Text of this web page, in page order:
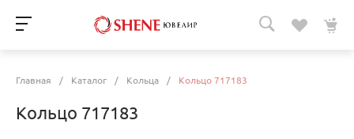
Главная / Каталог / Кольца / Кольцо 717183
Кольцо 717183